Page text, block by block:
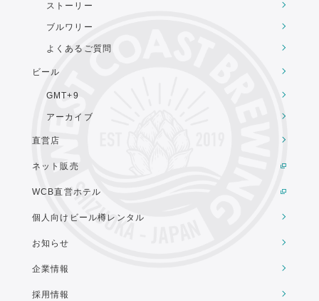
ストーリー
ブルワリー
よくあるご質問
ビール
GMT+9
アーカイブ
直営店
ネット販売
WCB直営ホテル
個人向けビール樽レンタル
お知らせ
企業情報
採用情報